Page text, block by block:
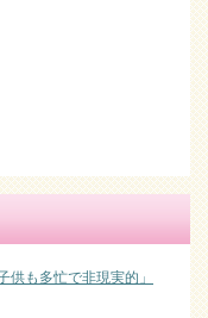
供も多忙で非現実的」